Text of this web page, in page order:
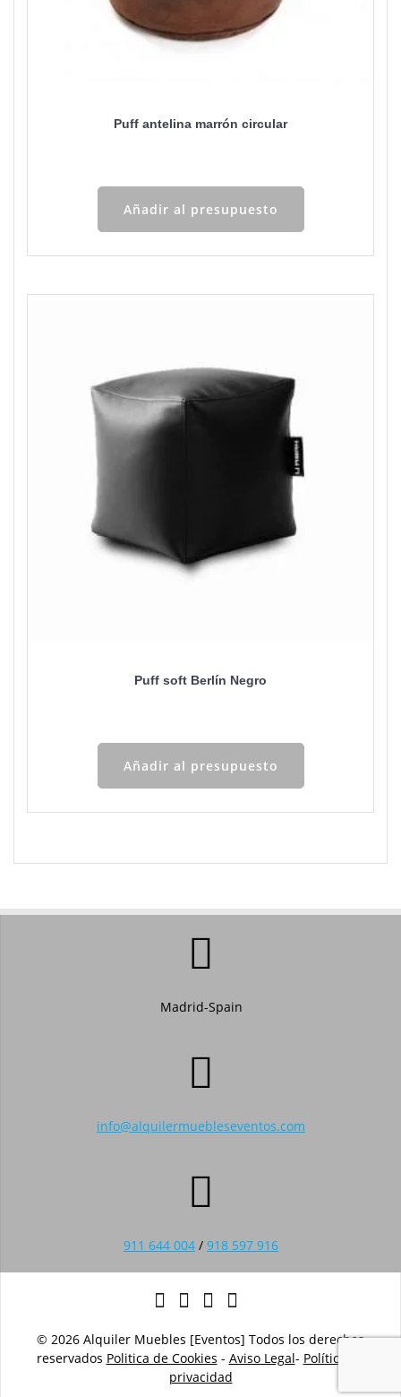
Puff antelina marrón circular
Añadir al presupuesto
Puff soft Berlín Negro
Añadir al presupuesto
Madrid-Spain
info@alquilermuebleseventos.com
911 644 004 / 918 597 916
© 2026 Alquiler Muebles [Eventos] Todos los derechos
reservados Politica de Cookies - Aviso Legal- Política de
privacidad